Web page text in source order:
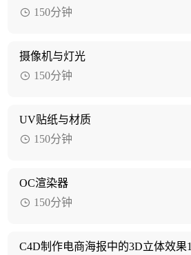
150分钟
摄像机与灯光
150分钟
UV贴纸与材质
150分钟
OC渲染器
150分钟
C4D制作电商海报中的3D立体效果1